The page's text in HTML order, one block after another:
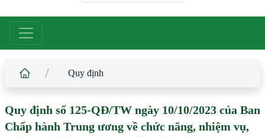
/ Quy định
Quy định số 125-QĐ/TW ngày 10/10/2023 của Ban
Chấp hành Trung ương về chức năng, nhiệm vụ,